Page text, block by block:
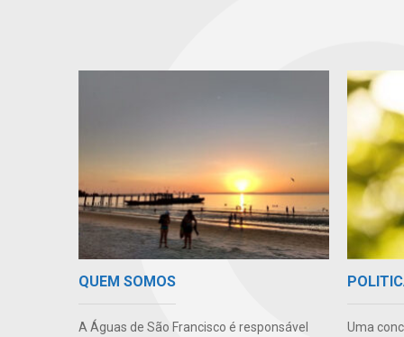
QUEM SOMOS
A Águas de São Francisco é responsável
Uma